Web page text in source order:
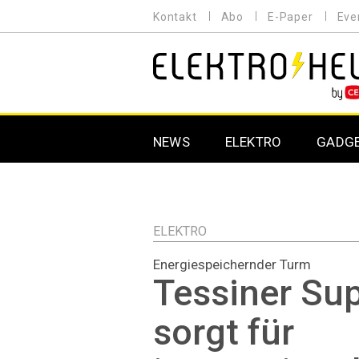
zum
MENU
Kontakt Abo E-Paper
MAIN NAVIGATION
NEWS ELEKTRO
ELEKTRO
Energiespeichernder Turm
Tessiner
sorgt für